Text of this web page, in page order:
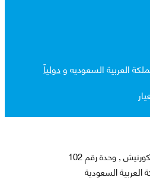
العربية السعوديه ودولياً